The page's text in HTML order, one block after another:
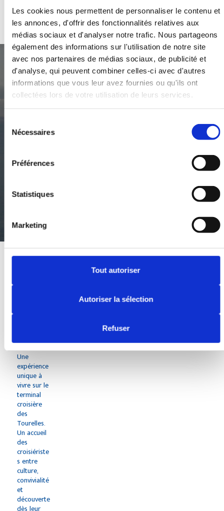
Les cookies nous permettent de personnaliser le contenu et
les annonces, d'offrir des fonctionnalités relatives aux
médias sociaux et d'analyser notre trafic. Nous partageons
également des informations sur l'utilisation de notre site
avec nos partenaires de médias sociaux, de publicité et
d'analyse, qui peuvent combiner celles-ci avec d'autres
informations que vous leur avez fournies ou qu'ils ont
collectées lors de votre utilisation de leurs services.
Nécessaires
Préférences
Statistiques
Marketing
Tout autoriser
Autoriser la sélection
Refuser
12/08/2026
05:00:00
12/08/2026
21:00:00
CMA CGM
FIORDLAND
P.C.
INTEGRAL
12/08/2026
06:00:00
02/09/2026
09:00:00
PELICAN
FISHER
PETROLIER
La stratégie du Grand Port
Maritime de la Martinique à 5 ans
Emotion"🌴
Une
expérience
unique à
vivre sur le
terminal
croisière
des
Tourelles.
Un accueil
des
croisiériste
s entre
culture,
convivialité
et
découverte